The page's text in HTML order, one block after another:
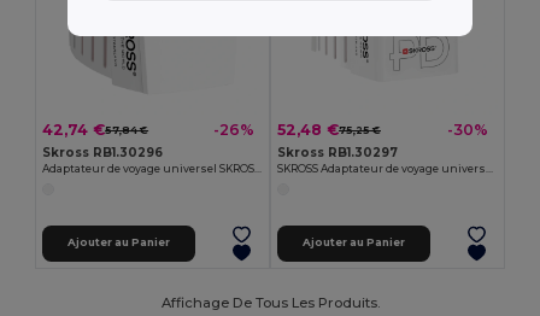
42,74 €57,84 € -26%
Skross RB1.30296
Ajouter au Panier
52,48 €75,25 € -30%
Skross RB1.30297
Ajouter au Panier
Affichage De Tous Les Produits.